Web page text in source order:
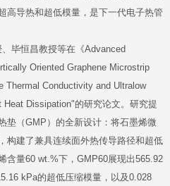
高导热和超低模量，是下一代电子热管
恒昌教授等在《Advanced
Oriented Graphene Microstrip
Thermal Conductivity and Ultralow
Dissipation"的研究论文。研究提
垫（GMP）的全新设计：将石墨烯微
构建了兼具连续面外热传导路径和超低
含量60 wt.%下，GMP60展现出565.92
kPa的超低压缩模量，以及0.028